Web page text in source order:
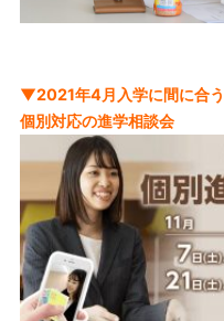
▼2021年4月入学に間に合う
個別対応の進学相談会